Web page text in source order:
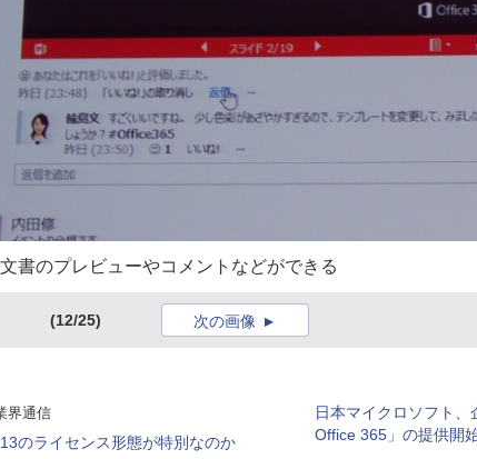
書のプレビューやコメントなどができる
(12/25) 次の画像
界通信
のライセンス形態が特別なのか
日本マイクロソフト
Office 365」の提供開